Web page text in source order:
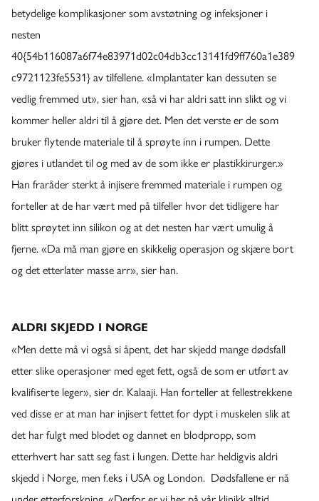
betydelige komplikasjoner som avstøtning og infeksjoner i
nesten
40{54b116087a6f74e83971d02c04db3cc13141fd9ff760a1e389
c9721123fe5531} av tilfellene. «Implantater kan dessuten se
vedlig fremmed ut», sier han, «så vi har aldri satt inn slikt og vi
kommer heller aldri til å gjøre det. Men det verste er de som
bruker flytende materiale til å sprøyte inn i rumpen. Dette
gjøres i utlandet til og med av de som ikke er plastikkirurger.»
Han fraråder sterkt å injisere fremmed materiale i rumpen og
forteller at de har vært med på tilfeller hvor det tidligere har
blitt sprøytet inn silikon og at det nesten har vært umulig å
fjerne. «Da må man gjøre en skikkelig operasjon og skjære bort
og det etterlater masse arr», sier han.
ALDRI SKJEDD I NORGE
«Men dette må vi også si åpent, det har skjedd mange dødsfall
etter slike operasjoner med eget fett, også de som er utført av
kvalifiserte leger», sier dr. Kalaaji. Han forteller at fellestrekkene
ved disse er at man har injisert fettet for dypt i muskelen slik at
det har fulgt med blodet og dannet en blodpropp, som
etterhvert har satt seg fast i lungen. Dette har heldigvis aldri
skjedd i Norge, men f.eks i USA og London. Dødsfallene er nå